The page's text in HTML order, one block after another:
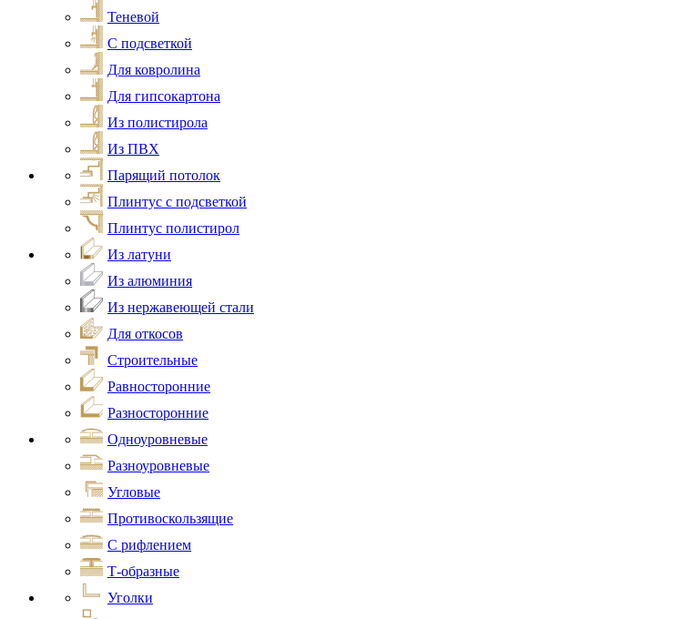
Теневой
С подсветкой
Для ковролина
Для гипсокартона
Из полистирола
Из ПВХ
Парящий потолок
Плинтус с подсветкой
Плинтус полистирол
Из латуни
Из алюминия
Из нержавеющей стали
Для откосов
Строительные
Равносторонние
Разносторонние
Одноуровневые
Разноуровневые
Угловые
Противоскользящие
С рифлением
Т-образные
Уголки